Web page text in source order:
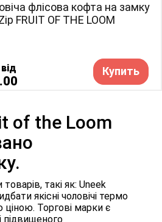
флісова кофта на замку
FRUIT OF THE LOOM
Купить
of the Loom
такі як: Uneek
якісні чоловічі термо
ціною. Торгові марки є
підвищеного